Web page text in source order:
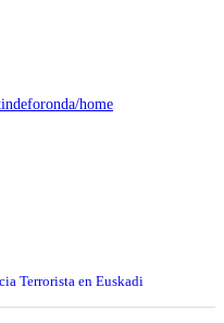
home
Terrorista en Euskadi